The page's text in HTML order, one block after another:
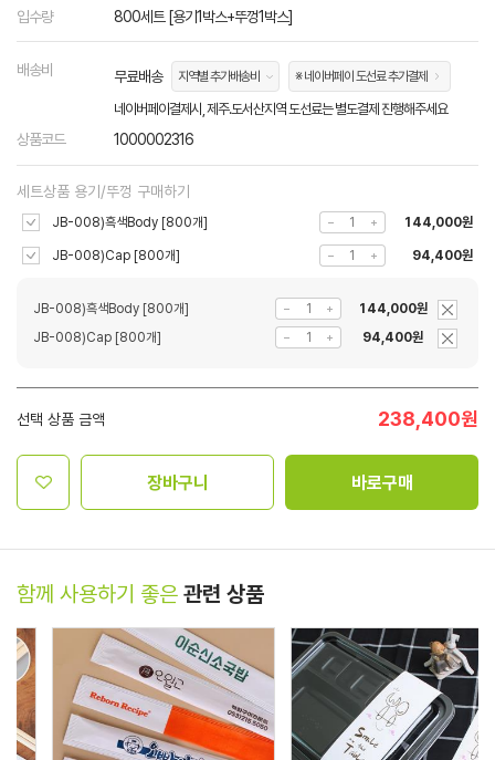
입수량
800세트 [용기1박스+뚜껑1박스]
배송비 무료배송 지역별 추가배송비 ※ 네이버페이 도선료 추가결제
네이버페이결제시, 제주.도서산지역 도선료는 별도결제 진행해주세요
상품코드 1000002316
세트상품 용기/뚜껑 구매하기
JB-008)흑색Body [800개] 144,000원
JB-008)Cap [800개] 94,400원
JB-008)흑색Body [800개]
144,000원
JB-008)Cap [800개]
94,400원
선택 상품 금액 238,400원
장바구니 바로구매
함께 사용하기 좋은 관련 상품